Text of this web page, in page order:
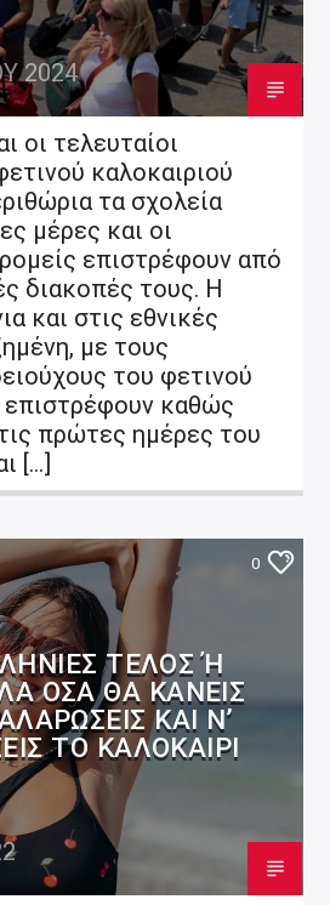
2024
οι τελευταίοι
καλοκαιριού
τα σχολεία
μέρες και οι
επιστρέφουν από
διακοπές τους. Η
και στις εθνικές
με τους
του φετινού
επιστρέφουν καθώς
πρώτες ημέρες του
[…]
0
ΤΈΛΟΣ Ή Α
ΌΣΑ ΘΑ ΚΆΝΕΙΣ Γ
ΚΑΙ Ν’ Α
ΤΟ ΚΑΛΟΚΑΊΡΙ